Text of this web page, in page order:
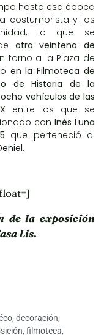
hasta esa época
costumbrista y los
lo que se
otra veintena de
torno a la Plaza de
en la Filmoteca de
de Historia de la
ocho vehículos de las
entre los que se
con Inés Luna
que perteneció al
.
de la exposición
Lis.
, decoración,
, filmoteca,